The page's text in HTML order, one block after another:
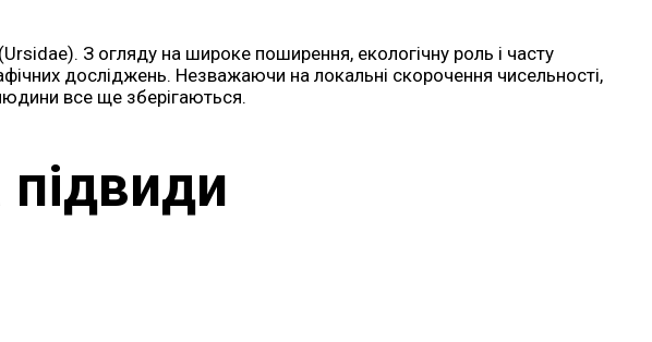
З огляду на широке поширення, екологічну роль і часту
досліджень. Незважаючи на локальні скорочення чисельності,
все ще зберігаються.